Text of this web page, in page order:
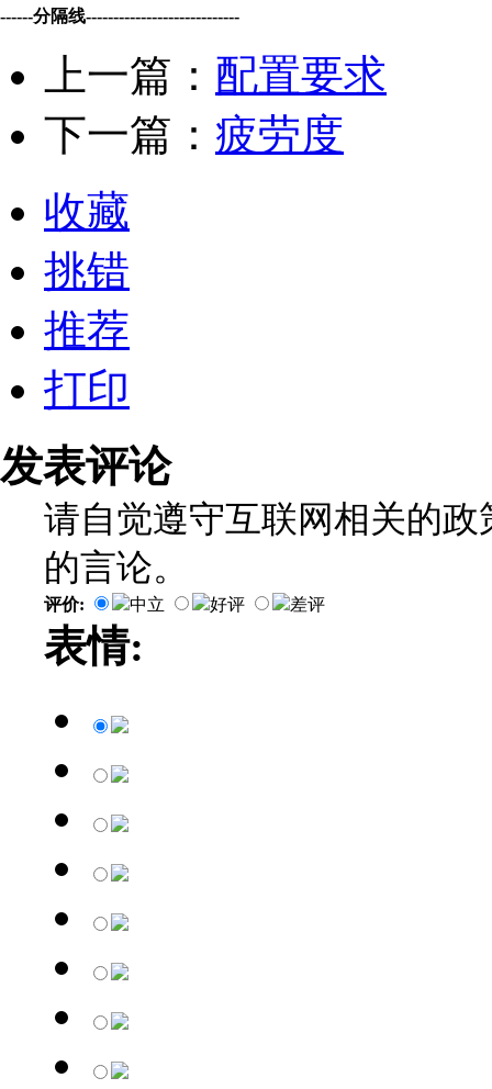
------分隔线----------------------------
上一篇： 配置要求
下一篇： 疲劳度
收藏
挑错
推荐
打印
发表评论
请自觉遵守互联网相关的
的言论。
评价: 中立 好评 差评
表情: